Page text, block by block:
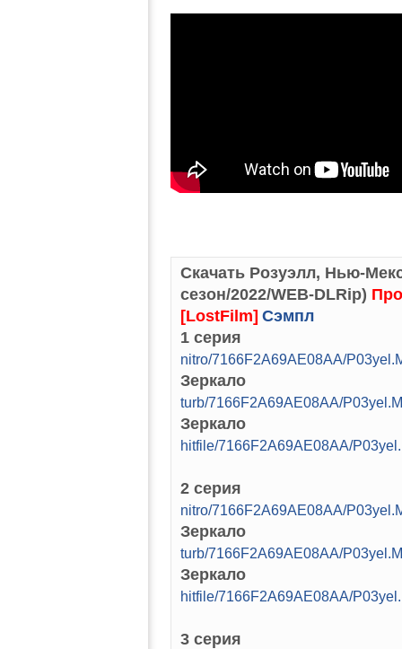
Скачать Розуэлл, Нью-
сезон/2022/WEB-DLRip)
[LostFilm] Сэмпл
1 серия
nitro/7166F2A69AE08AA/
Зеркало
turb/7166F2A69AE08AA/
Зеркало
hitfile/7166F2A69AE08AA/
2 серия
nitro/7166F2A69AE08AA/
Зеркало
turb/7166F2A69AE08AA/
Зеркало
hitfile/7166F2A69AE08AA/
3 серия